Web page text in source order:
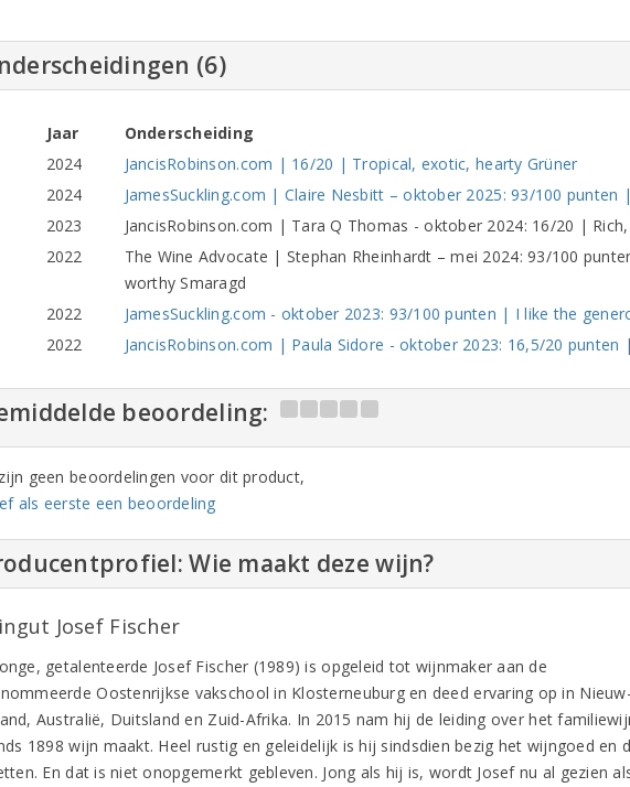
(6)
Jaar
Onderscheiding
2024
JancisRobinson.com | 16/20 | Tropical, exotic, hearty Grüner
2024
JamesSuckling.com | Claire Nesbitt – oktober 2025: 93/100 punten
2023
JancisRobinson.com | Tara Q Thomas - oktober 2024: 16/20 |
2022
The Wine Advocate | Stephan Rheinhardt – mei 2024: 93/100
worthy Smaragd
2022
JamesSuckling.com - oktober 2023: 93/100 punten | I like the
2022
JancisRobinson.com | Paula Sidore - oktober 2023: 16,5/20 punten
beoordeling:
geen beoordelingen voor dit product,
als eerste een beoordeling
Wie maakt deze wijn?
Josef Fischer
getalenteerde Josef Fischer (1989) is opgeleid tot wijnmaker aan de
Oostenrijkse vakschool in Klosterneuburg en deed ervaring op in Nieuw-
Australië, Duitsland en Zuid-Afrika. In 2015 nam hij de leiding over het
1898 wijn maakt. Heel rustig en geleidelijk is hij sindsdien bezig het wijngoed en
En dat is niet onopgemerkt gebleven. Jong als hij is, wordt Josef nu al gezien